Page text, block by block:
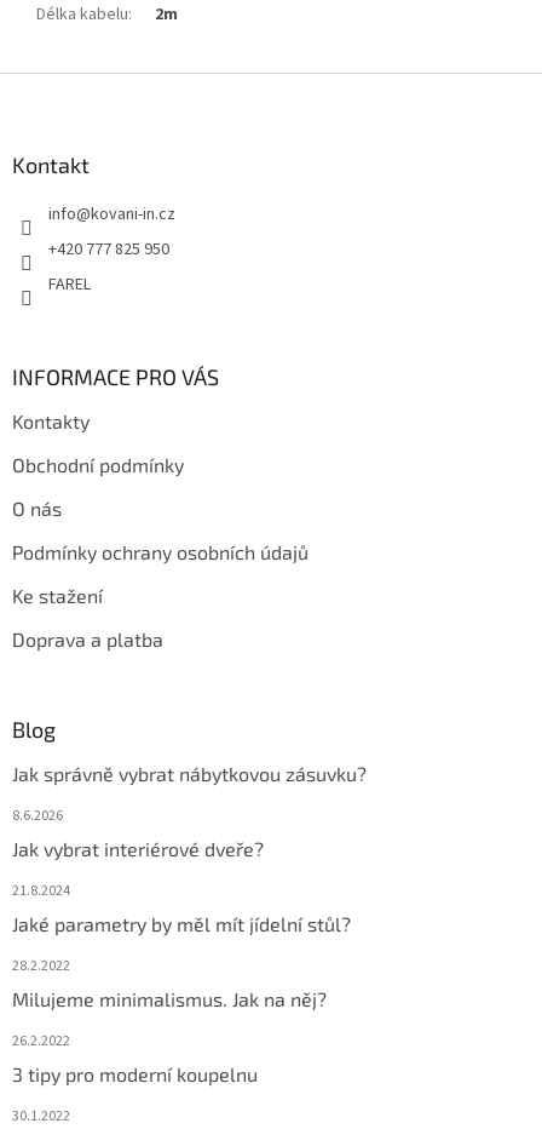
Délka kabelu: 2m
Kontakt
info@kovani-in.cz
+420 777 825 950
FAREL
INFORMACE PRO VÁS
Kontakty
Obchodní podmínky
O nás
Podmínky ochrany osobních údajů
Ke stažení
Doprava a platba
Blog
Jak správně vybrat nábytkovou zásuvku?
8.6.2026
Jak vybrat interiérové dveře?
21.8.2024
Jaké parametry by měl mít jídelní stůl?
28.2.2022
Milujeme minimalismus. Jak na něj?
26.2.2022
3 tipy pro moderní koupelnu
30.1.2022